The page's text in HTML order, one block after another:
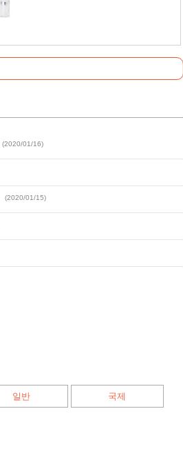
(2020/01/16)
(2020/01/15)
일반 국제